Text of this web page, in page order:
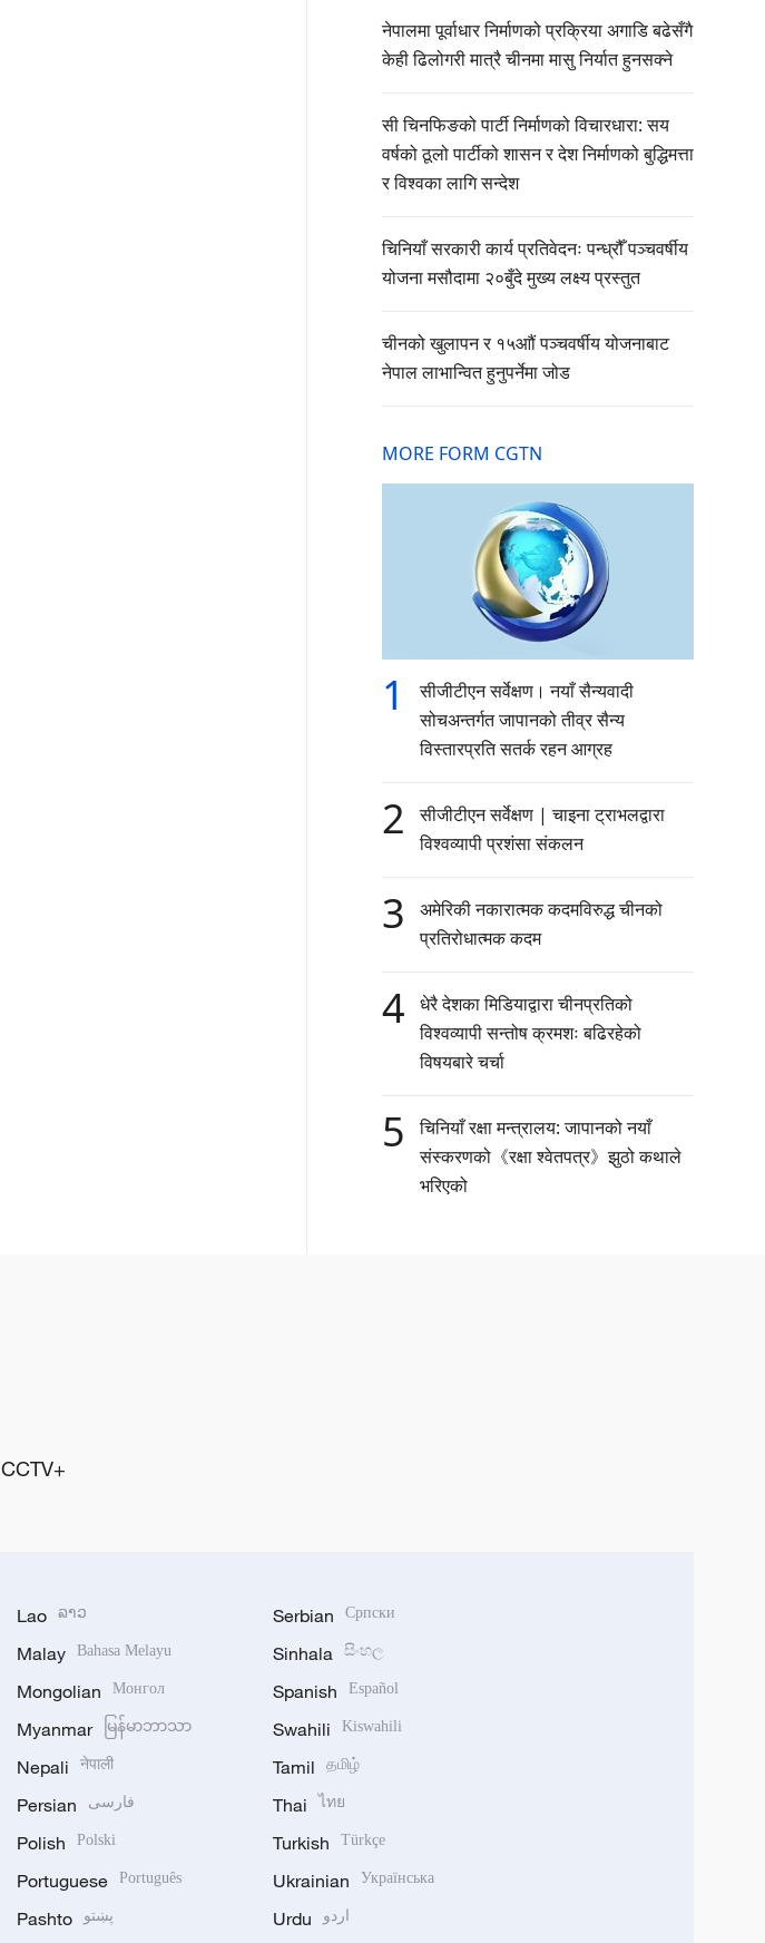
नेपालमा पूर्वाधार निर्माणको प्रक्रिया अगाडि बढेसँगै
केही ढिलोगरी मात्रै चीनमा मासु निर्यात हुनसक्ने
सी चिनफिङको पार्टी निर्माणको विचारधारा: सय
वर्षको ठूलो पार्टीको शासन र देश निर्माणको बुद्धिमत्ता
र विश्वका लागि सन्देश
चिनियाँ सरकारी कार्य प्रतिवेदनः पन्ध्रौँ पञ्चवर्षीय
योजना मसौदामा २०बुँदे मुख्य लक्ष्य प्रस्तुत
चीनको खुलापन र १५आौं पञ्चवर्षीय योजनाबाट
नेपाल लाभान्वित हुनुपर्नेमा जोड
MORE FORM CGTN
1
सीजीटीएन सर्वेक्षण। नयाँ सैन्यवादी
सोचअन्तर्गत जापानको तीव्र सैन्य
विस्तारप्रति सतर्क रहन आग्रह
2
सीजीटीएन सर्वेक्षण | चाइना ट्राभलद्वारा
विश्वव्यापी प्रशंसा संकलन
3
अमेरिकी नकारात्मक कदमविरुद्ध चीनको
प्रतिरोधात्मक कदम
4
धेरै देशका मिडियाद्वारा चीनप्रतिको
विश्वव्यापी सन्तोष क्रमशः बढिरहेको
विषयबारे चर्चा
5
चिनियाँ रक्षा मन्त्रालय: जापानको नयाँ
संस्करणको《रक्षा श्वेतपत्र》झुठो कथाले
भरिएको
CCTV+
Lao ລາວ
Malay Bahasa Melayu
Mongolian Монгол
Myanmar မြန်မာဘာသာ
Nepali नेपाली
Persian فارسی
Polish Polski
Portuguese Português
Pashto پښتو
Serbian Српски
Sinhala සිංහල
Spanish Español
Swahili Kiswahili
Tamil தமிழ்
Thai ไทย
Turkish Türkçe
Ukrainian Українська
Urdu اردو